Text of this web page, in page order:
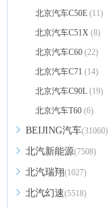
北京汽车C50E (11)
北京汽车C51X (8)
北京汽车C60 (22)
北京汽车C71 (14)
北京汽车C90L (19)
北京汽车T60 (6)
BEIJING汽车(31060)
北汽新能源(7508)
北汽瑞翔(1027)
北汽幻速(5518)